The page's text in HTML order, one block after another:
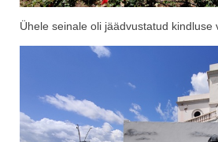
Ühele seinale oli jäädvustatud kindluse